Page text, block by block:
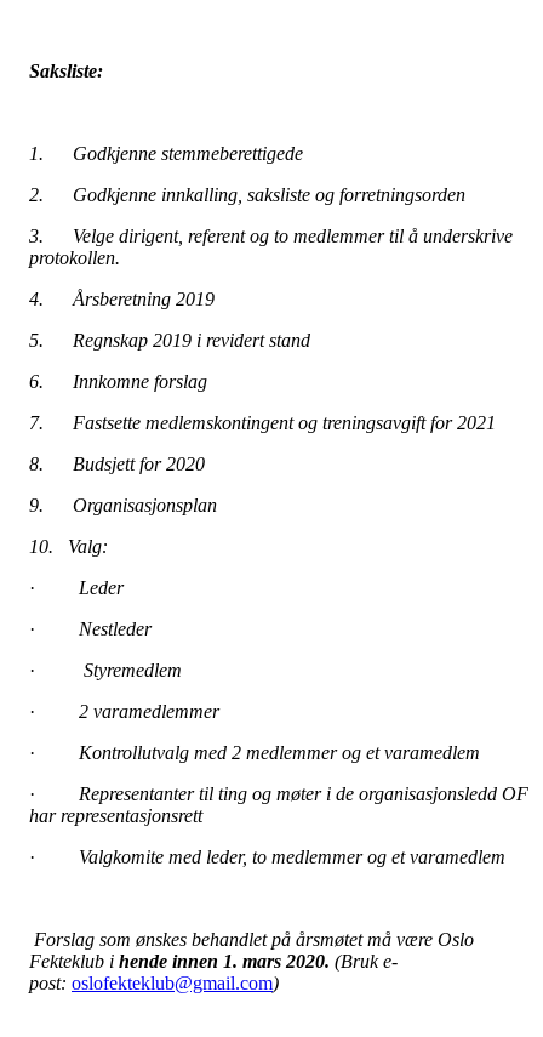
Saksliste:
1. Godkjenne stemmeberettigede
2. Godkjenne innkalling, saksliste og forretningsorden
3. Velge dirigent, referent og to medlemmer til å underskrive
protokollen.
4. Årsberetning 2019
5. Regnskap 2019 i revidert stand
6. Innkomne forslag
7. Fastsette medlemskontingent og treningsavgift for 2021
8. Budsjett for 2020
9. Organisasjonsplan
10. Valg:
· Leder
· Nestleder
·
Styremedlem
· 2 varamedlemmer
· Kontrollutvalg med 2 medlemmer og et varamedlem
· Representanter til ting og møter i de organisasjonsledd OF
har representasjonsrett
· Valgkomite med leder, to medlemmer og et varamedlem
Forslag som ønskes behandlet på årsmøtet må være Oslo
Fekteklub i hende innen 1. mars 2020. (Bruk e-
post: oslofekteklub@gmail.com)